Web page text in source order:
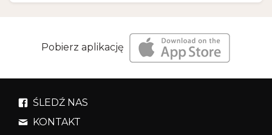
Pobierz aplikację
ŚLEDŹ NAS
KONTAKT